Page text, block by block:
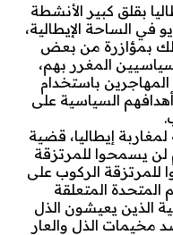
بقلق كبير الأنشطة
في الساحة الإيطالية،
بمؤازرة من بعض
المغرر بهم،
باستخدام
السياسية على
إيطاليا، قضية
يسمحوا للمرتزقة
للمرتزقة الركوب على
المتعلقة
الذين يعيشون الذل
مخيمات الذل والعار